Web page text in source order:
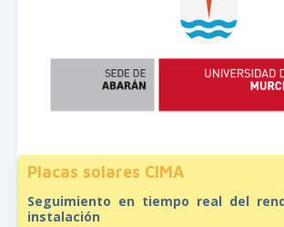
Placas solares CIMA
Seguimiento en tiempo real del
instalación